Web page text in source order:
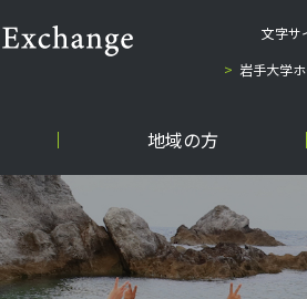
文字サ
岩手大学
地域の方